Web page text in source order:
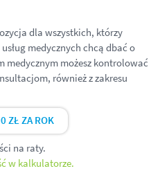
dla wszystkich, którzy
medycznych chcą dbać o
medycznym możesz kontrolować
również z zakresu
ZŁ ZA ROK
na raty.
w kalkulatorze.